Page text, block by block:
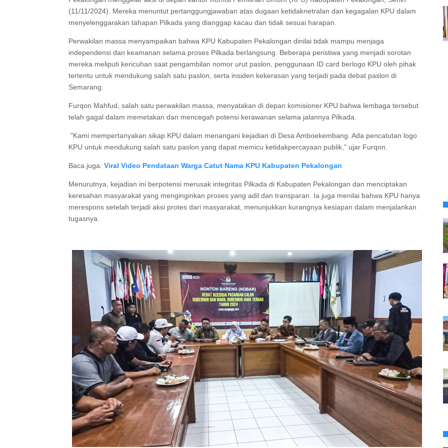
(11/11/2024). Mereka menuntut pertanggungjawaban atas dugaan ketidaknetralan dan kegagalan KPU dalam
menyelenggarakan tahapan Pilkada yang dianggap kacau dan tidak sesuai harapan.
Perwakilan massa menyampaikan bahwa KPU Kabupaten Pekalongan dinilai tidak mampu menjaga
independensi dan keamanan selama proses Pilkada berlangsung. Beberapa peristiwa yang menjadi sorotan
mereka meliputi kericuhan saat pengambilan nomor urut paslon, penggunaan ID card berlogo KPU oleh pihak
tertentu untuk mendukung salah satu paslon, serta insiden kekerasan yang terjadi pada debat paslon di
Semarang.
Furqon Mahfud, salah satu perwakilan massa, menyatakan di depan komisioner KPU bahwa lembaga tersebut
telah gagal dalam memetakan dan mencegah potensi kerawanan selama jalannya Pilkada.
"Kami mempertanyakan sikap KPU dalam menangani kejadian di Desa Amboekembang. Ada pencatutan logo
KPU untuk mendukung salah satu paslon yang dapat memicu ketidakpercayaan publik," ujar Furqon.
Baca juga: Viral Video Pendataan Warga Catut Nama KPU Kabupaten Pekalongan
Menurutnya, kejadian ini berpotensi merusak integritas Pilkada di Kabupaten Pekalongan dan menciptakan
keresahan masyarakat yang menginginkan proses yang adil dan transparan. Ia juga menilai bahwa KPU hanya
merespons setelah terjadi aksi protes dari masyarakat, menunjukkan kurangnya kesiapan dalam menjalankan
tugasnya.